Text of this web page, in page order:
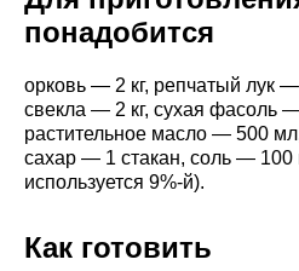
понадобится
орковь — 2 кг, репчатый лук
свекла — 2 кг, сухая фасоль
растительное масло — 500
сахар — 1 стакан, соль — 100
используется 9%-й).
Как готовить